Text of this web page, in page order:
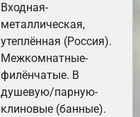
Входная-
металлическая,
утеплённая (Россия).
Межкомнатные-
филёнчатые. В
душевую/парную-
клиновые (банные).